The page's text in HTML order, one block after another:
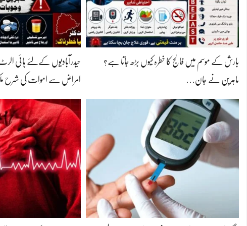
بارش کے موسم میں فالج کا خطرہ کیوں بڑھ جاتا ہے؟
ماہرین نے جان…
حیدرآبادیوں کےلئے ہائی
امراض سے اموات کی شرح